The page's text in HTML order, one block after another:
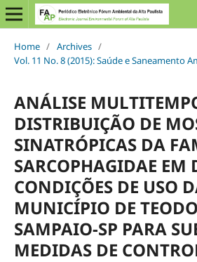
Home / Archives /
Vol. 11 No. 8 (2015): Saúde e Saneamento
ANÁLISE
DISTRIBUIÇÃO DE
SINATRÓPICAS DA
SARCOPHAGIDAE EM
CONDIÇÕES DE USO
MUNICÍPIO DE
SAMPAIO-SP PARA
MEDIDAS DE